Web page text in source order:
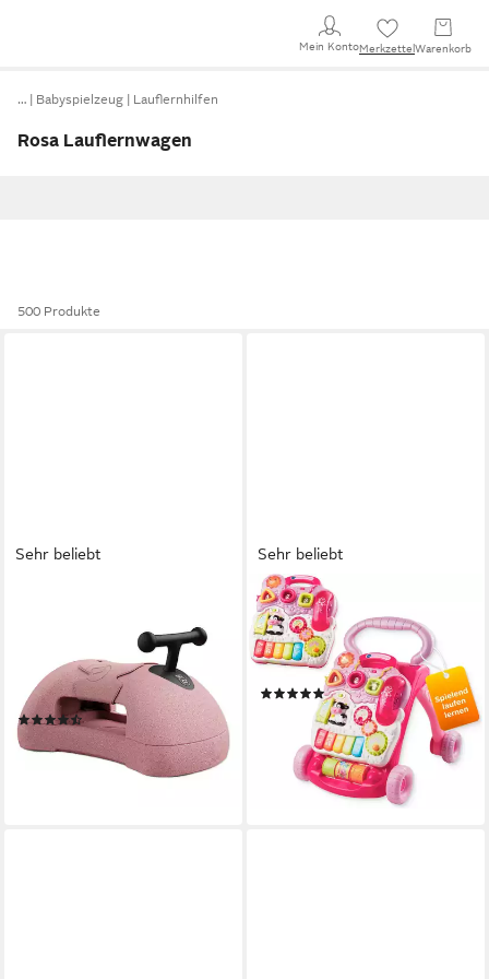
Mein KontoMerkzettel Warenkorb
… Babyspielzeug Lauflernhilfen
Rosa Lauflernwagen
500 Produkte
Sehr beliebt
My First, 3 Spielgeräte in
einem: Rutscher, Rollbrett
und Rutsche-Auto
(45)
79,90 €
lieferbar - in 2-3 Werktagen bei dir
Sehr beliebt
VTECH®
Lauflernwagen VTechBaby,
Spiel-und Laufwagen, mit 11
Kindermelodien
(674)
ab 33,98 € UVP44,99 €
lieferbar - in 1-2 Werktagen bei dir